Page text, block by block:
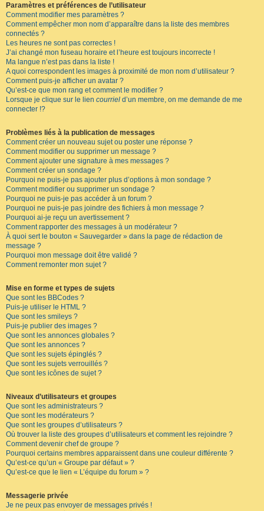
Paramètres et préférences de l’utilisateur
Comment modifier mes paramètres ?
Comment empêcher mon nom d’apparaître dans la liste des membres
connectés ?
Les heures ne sont pas correctes !
J’ai changé mon fuseau horaire et l’heure est toujours incorrecte !
Ma langue n’est pas dans la liste !
A quoi correspondent les images à proximité de mon nom d’utilisateur ?
Comment puis-je afficher un avatar ?
Qu’est-ce que mon rang et comment le modifier ?
Lorsque je clique sur le lien courriel d’un membre, on me demande de me
connecter !?
Problèmes liés à la publication de messages
Comment créer un nouveau sujet ou poster une réponse ?
Comment modifier ou supprimer un message ?
Comment ajouter une signature à mes messages ?
Comment créer un sondage ?
Pourquoi ne puis-je pas ajouter plus d’options à mon sondage ?
Comment modifier ou supprimer un sondage ?
Pourquoi ne puis-je pas accéder à un forum ?
Pourquoi ne puis-je pas joindre des fichiers à mon message ?
Pourquoi ai-je reçu un avertissement ?
Comment rapporter des messages à un modérateur ?
À quoi sert le bouton « Sauvegarder » dans la page de rédaction de
message ?
Pourquoi mon message doit être validé ?
Comment remonter mon sujet ?
Mise en forme et types de sujets
Que sont les BBCodes ?
Puis-je utiliser le HTML ?
Que sont les smileys ?
Puis-je publier des images ?
Que sont les annonces globales ?
Que sont les annonces ?
Que sont les sujets épinglés ?
Que sont les sujets verrouillés ?
Que sont les icônes de sujet ?
Niveaux d’utilisateurs et groupes
Que sont les administrateurs ?
Que sont les modérateurs ?
Que sont les groupes d’utilisateurs ?
Où trouver la liste des groupes d’utilisateurs et comment les rejoindre ?
Comment devenir chef de groupe ?
Pourquoi certains membres apparaissent dans une couleur différente ?
Qu’est-ce qu’un « Groupe par défaut » ?
Qu’est-ce que le lien « L’équipe du forum » ?
Messagerie privée
Je ne peux pas envoyer de messages privés !